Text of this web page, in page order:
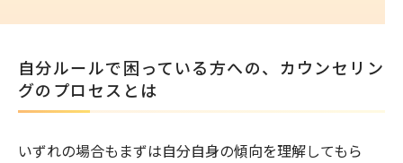
自分ルールで困っている方への、カウンセリン
グのプロセスとは
いずれの場合もまずは自分自身の傾向を理解してもら